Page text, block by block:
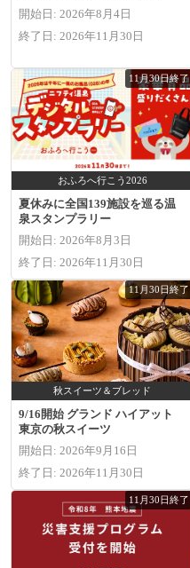
開始日: 2026年8月4日
終了日: 2026年11月30日
11月30日終了
おふろへ行こう2026
夏休みに全国139施設を巡る温
泉スタンプラリー
開始日: 2026年8月3日
終了日: 2026年11月30日
11月30日終了
秋スイーツ＆ブレッド
9/16開始 グランド ハイアット
東京の秋スイーツ
開始日: 2026年9月16日
終了日: 2026年11月30日
11月30日終了